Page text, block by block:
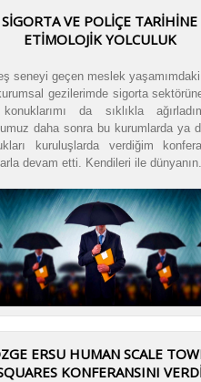
SİGORTA VE POLİÇE TARİHİNE
ETİMOLOJİK YOLCULUK
seneyi geçen meslek
gezilerimde sigorta
da sıklıkla
daha sonra bu kurumlarda ya
kuruluşlarda verdiğim
devam etti. Kendileri ile
ERSU HUMAN SCALE
KONFERANSINI